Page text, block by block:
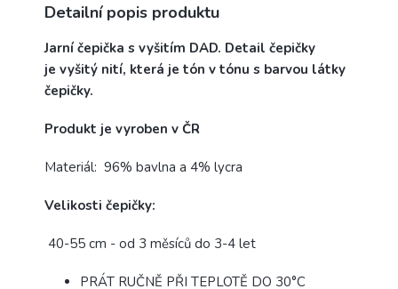
Detailní popis produktu
Jarní čepička s vyšitím DAD. Detail čepičky
je vyšitý nití, která je tón v tónu s barvou látky
čepičky.
Produkt je vyroben v ČR
Materiál: 96% bavlna a 4% lycra
Velikosti čepičky:
40-55 cm - od 3 měsíců do 3-4 let
PRÁT RUČNĚ PŘI TEPLOTĚ DO 30°C